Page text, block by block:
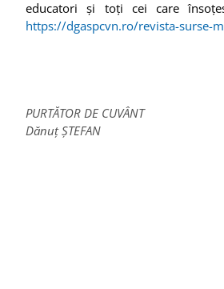
educatori și toți cei care
https://dgaspcvn.ro/revista-surse-
PURTĂTOR DE CUVÂNT
Dănuț ȘTEFAN